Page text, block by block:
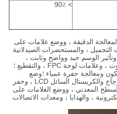
> 90٪
الدقيقة ، ووضع علامات على
، والمستحضرات الصيدلانية
وتأثير الوسم جيد وواضح وثابت ،
وأفضل من ترميز الحبر وعدم التلوث ، وعلامات لوحة FPC ، والتقطيع ؛
ومعالجة حفرة عمياء ؛وضع
العلامات على رمز ثنائي الأبعاد للزجاج والكريستال السائل LCD ، وحفر
المعدني ، ووضع العلامات على
، والهدايا ، ومعدات الاتصالات